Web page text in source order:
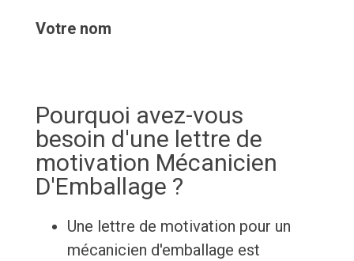
Votre nom
Pourquoi avez-vous
besoin d'une lettre de
motivation Mécanicien
D'Emballage ?
Une lettre de motivation pour un
mécanicien d'emballage est